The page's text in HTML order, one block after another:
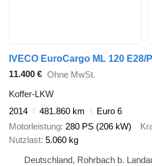
IVECO EuroCargo ML 120 E28/
11.400 € Ohne MwSt.
Koffer-LKW
2014
481.860 km
Euro 6
Motorleistung 280 PS (206 kW)
Nutzlast 5.060 kg
Deutschland, Rohrbach b.